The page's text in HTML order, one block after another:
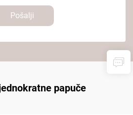
Pošalji
papuče